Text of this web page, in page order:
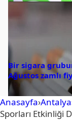
Bir sigara
Ağustos zamlı
Anasayfa›Antalya
Sporları Etkinliği